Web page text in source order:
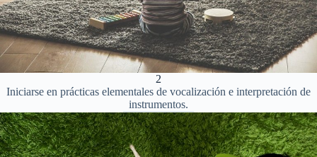
2
Iniciarse en prácticas elementales de vocalización e interpretación de
instrumentos.